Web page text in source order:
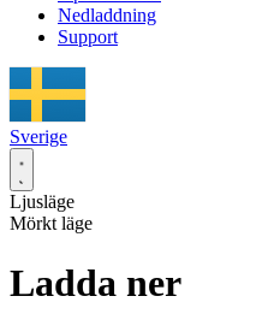
Nedladdning
Support
Sverige
Ljusläge
Mörkt läge
Ladda ner